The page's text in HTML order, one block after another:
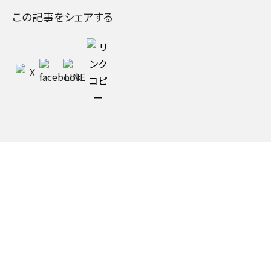
この記事をシェアする